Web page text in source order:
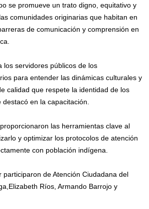
se promueve un trato digno, equitativo y
comunidades originarias que habitan en
de comunicación y comprensión en
los servidores públicos de los
para entender las dinámicas culturales y
calidad que respete la identidad de los
en la capacitación.
las herramientas clave al
y optimizar los protocolos de atención
con población indígena.
participaron de Atención Ciudadana del
Ríos, Armando Barrojo y